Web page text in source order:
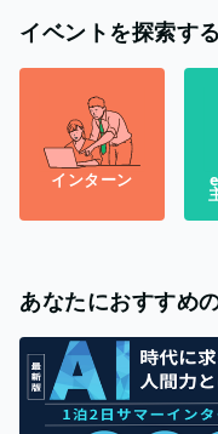
イベントを探索する
インターン
あなたにおすすめ